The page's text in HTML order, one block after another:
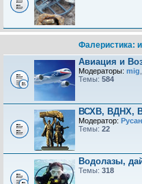
Фалеристика:
Авиация и
Модераторы: mig
Темы: 584
ВСХВ, ВДНХ,
Модератор:
Темы: 22
Водолазы,
Темы: 318